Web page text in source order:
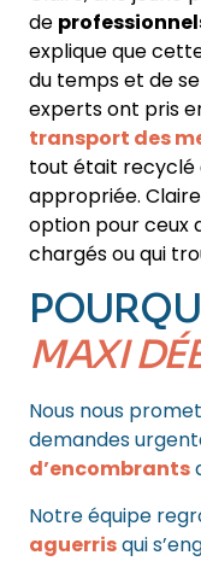
de
explique que
du temps et de
experts ont pris
transport des
tout était recyclé
appropriée.
option pour ceux
chargés ou qui
MAXI
Nous nous
demandes
d’encombrants
Notre équipe
aguerrisqui